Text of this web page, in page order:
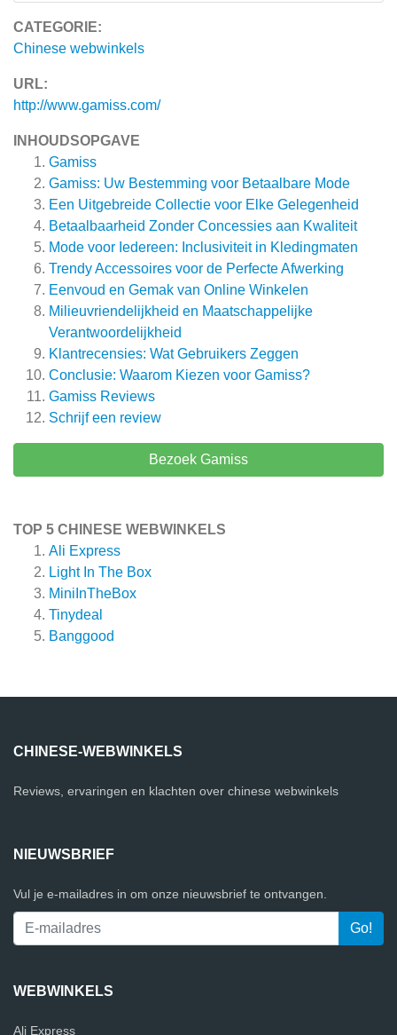
CATEGORIE:
Chinese webwinkels
URL:
http://www.gamiss.com/
INHOUDSOPGAVE
Gamiss
Gamiss: Uw Bestemming voor Betaalbare Mode
Een Uitgebreide Collectie voor Elke Gelegenheid
Betaalbaarheid Zonder Concessies aan Kwaliteit
Mode voor Iedereen: Inclusiviteit in Kledingmaten
Trendy Accessoires voor de Perfecte Afwerking
Eenvoud en Gemak van Online Winkelen
Milieuvriendelijkheid en Maatschappelijke
Verantwoordelijkheid
Klantrecensies: Wat Gebruikers Zeggen
Conclusie: Waarom Kiezen voor Gamiss?
Gamiss Reviews
Schrijf een review
Bezoek Gamiss
TOP 5 CHINESE WEBWINKELS
Ali Express
Light In The Box
MiniInTheBox
Tinydeal
Banggood
CHINESE-WEBWINKELS
Reviews, ervaringen en klachten over chinese webwinkels
NIEUWSBRIEF
Vul je e-mailadres in om onze nieuwsbrief te ontvangen.
WEBWINKELS
Ali Express